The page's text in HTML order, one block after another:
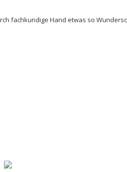
fachkundige Hand etwas so